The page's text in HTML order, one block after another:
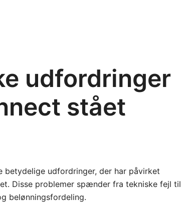
udfordringer
stået
betydelige udfordringer, der har påvirket
Disse problemer spænder fra tekniske fejl til
belønningsfordeling.